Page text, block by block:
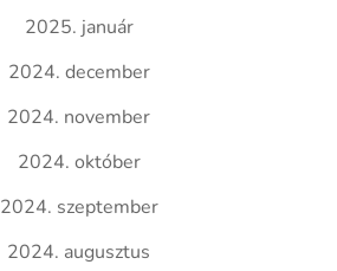
2025. január
2024. december
2024. november
2024. október
2024. szeptember
2024. augusztus